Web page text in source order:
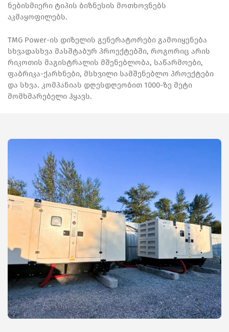
ნებისმიერი ტიპის ბიზნესის მოთხოვნებს
აკმაყოფილებს.
TMG Power-ის დიზელის გენერატორები გამოიყენება
სხვადასხვა მასშტაბურ პროექტებში, როგორიც არის
რიკოთის მაგისტრალის მშენებლობა, საწარმოები,
ფაბრიკა-ქარხნები, მსხვილი სამშენებლო პროექტები
და სხვა. კომპანიას დღესდღეობით 1000-ზე მეტი
მომხმარებელი ჰყავს.